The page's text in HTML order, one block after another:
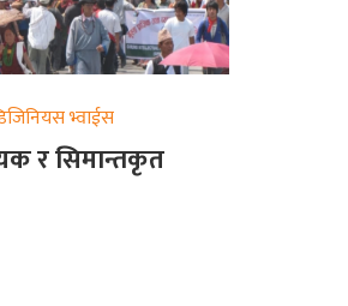
भ्वाईस
र सिमान्तकृत